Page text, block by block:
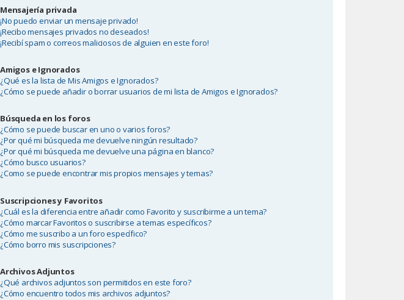
Mensajería privada
¡No puedo enviar un mensaje privado!
¡Recibo mensajes privados no deseados!
¡Recibí spam o correos maliciosos de alguien en este foro!
Amigos e Ignorados
¿Qué es la lista de Mis Amigos e Ignorados?
¿Cómo se puede añadir o borrar usuarios de mi lista de Amigos e Ignorados?
Búsqueda en los foros
¿Cómo se puede buscar en uno o varios foros?
¿Por qué mi búsqueda me devuelve ningún resultado?
¿Por qué mi búsqueda me devuelve una página en blanco?
¿Cómo busco usuarios?
¿Como se puede encontrar mis propios mensajes y temas?
Suscripciones y Favoritos
¿Cuál es la diferencia entre añadir como Favorito y suscribirme a un tema?
¿Cómo marcar Favoritos o suscribirse a temas específicos?
¿Cómo me suscribo a un foro específico?
¿Cómo borro mis suscripciones?
Archivos Adjuntos
¿Qué archivos adjuntos son permitidos en este foro?
¿Cómo encuentro todos mis archivos adjuntos?